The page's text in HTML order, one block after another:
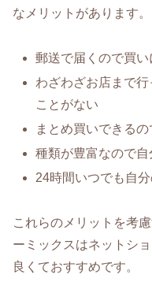
なメリットがあります。
郵送で届くので買
わざわざお店まで
ことがない
まとめ買いできる
種類が豊富なので
24時間いつでも自
これらのメリットを考
ーミックスはネットシ
良くておすすめです。